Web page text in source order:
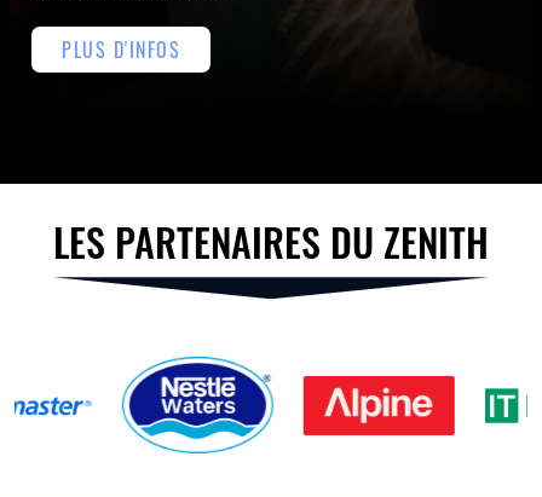
PLUS D'INFOS
LES PARTENAIRES DU ZENITH